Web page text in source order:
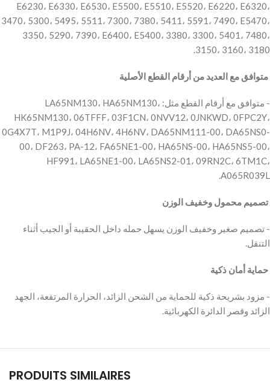
E6230، E6330، E6530، E5500، E5510، E5520، E6220، E6320،
3470، 5300، 5495، 5511، 7300، 7380، 5411، 5591، 7490، E5470،
3350، 5290، 7390، E6400، E5400، 3380، 3300، 5401، 7480،
3150، 3160، 3180.
‫ متوافق مع العديد من أرقام القطع الأصلية
‫- متوافق مع أرقام القطع مثل: LA65NM130، HA65NM130،
HK65NM130، 06TFFF، 03F1CN، 0NVV12، 0JNKWD، 0FPC2Y،
0G4X7T، M1P9J، 04H6NV، 4H6NV، DA65NM111-00، DA65NS0-
00، DF263، PA-12، FA65NE1-00، HA65NS-00، HA65NS5-00،
HF991، LA65NE1-00، LA65NS2-01، 09RN2C، 6TM1C،
A065R039L.
‫ تصميم محمول وخفيف الوزن
‫- تصميم صغير وخفيف الوزن يسهل حمله داخل الحقيبة أو الجيب أثناء
التنقل.
‫ حماية أمان ذكية
‫- مزود بشريحة ذكية للحماية من الشحن الزائد، الحرارة المرتفعة، الجهد
الزائد وقصر الدائرة الكهربائية.
PRODUITS SIMILAIRES